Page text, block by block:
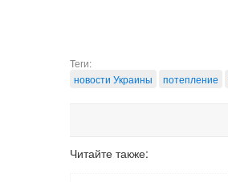
Теги:
новости Украины
потепление
Читайте также: